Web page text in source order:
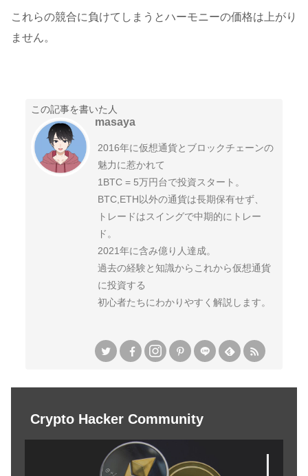
これらの競合に負けてしまうとハーモニーの価格は上がり
ません。
この記事を書いた人
masaya
2016年に仮想通貨とブロックチェーンの
魅力に惹かれて
1BTC = 5万円台で投資スタート。
BTC,ETH以外の通貨は長期保有せず、
トレードはスイングで中期的にトレー
ド。
2021年に含み億り人達成。
過去の経験と知識からこれから仮想通貨
に投資する
初心者たちにわかりやすく解説します。
Crypto Hacker Community